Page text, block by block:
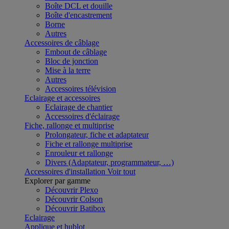
Boîte DCL et douille
Boîte d'encastrement
Borne
Autres
Accessoires de câblage
Embout de câblage
Bloc de jonction
Mise à la terre
Autres
Accessoires télévision
Eclairage et accessoires
Eclairage de chantier
Accessoires d'éclairage
Fiche, rallonge et multiprise
Prolongateur, fiche et adaptateur
Fiche et rallonge multiprise
Enrouleur et rallonge
Divers (Adaptateur, programmateur, …)
Accessoires d'installation Voir tout
Explorer par gamme
Découvrir Plexo
Découvrir Colson
Découvrir Batibox
Eclairage
Applique et hublot